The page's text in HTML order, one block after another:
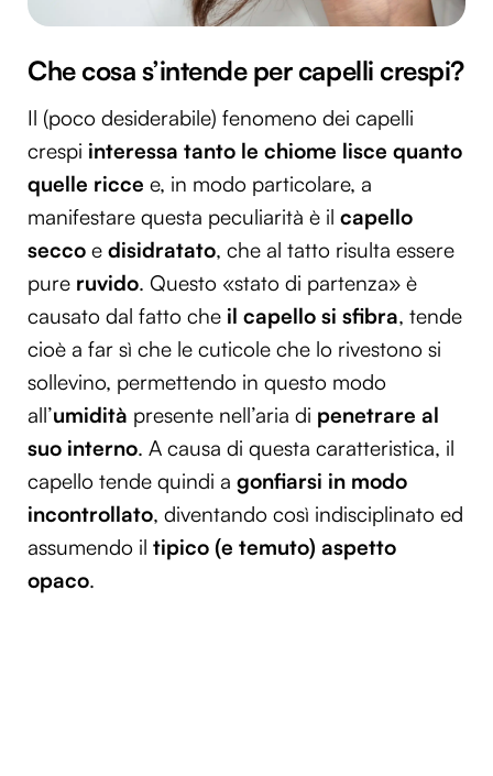
Che cosa s’intende per capelli crespi?
Il (poco desiderabile) fenomeno dei capelli
crespi interessa tanto le chiome lisce quanto
quelle ricce e, in modo particolare, a
manifestare questa peculiarità è il capello
secco e disidratato, che al tatto risulta essere
pure ruvido. Questo «stato di partenza» è
causato dal fatto che il capello si sfibra, tende
cioè a far sì che le cuticole che lo rivestono si
sollevino, permettendo in questo modo
all’umidità presente nell’aria di penetrare al
suo interno. A causa di questa caratteristica, il
capello tende quindi a gonfiarsi in modo
incontrollato, diventando così indisciplinato ed
assumendo il tipico (e temuto) aspetto
opaco.